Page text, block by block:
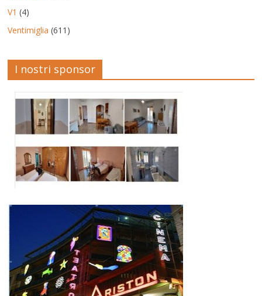
V1 (4)
Ventimiglia (611)
I nostri sponsor